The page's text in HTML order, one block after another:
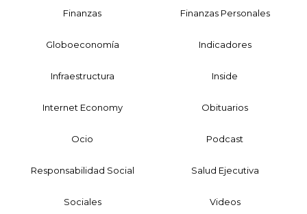
Finanzas Finanzas Personales
Globoeconomía Indicadores
Infraestructura Inside
Internet Economy Obituarios
Ocio Podcast
Responsabilidad Social Salud Ejecutiva
Sociales Videos